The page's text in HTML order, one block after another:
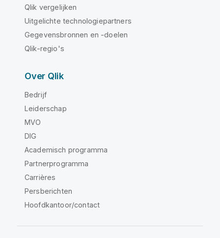
Qlik vergelijken
Uitgelichte technologiepartners
Gegevensbronnen en -doelen
Qlik-regio's
Over Qlik
Bedrijf
Leiderschap
MVO
DIG
Academisch programma
Partnerprogramma
Carrières
Persberichten
Hoofdkantoor/contact